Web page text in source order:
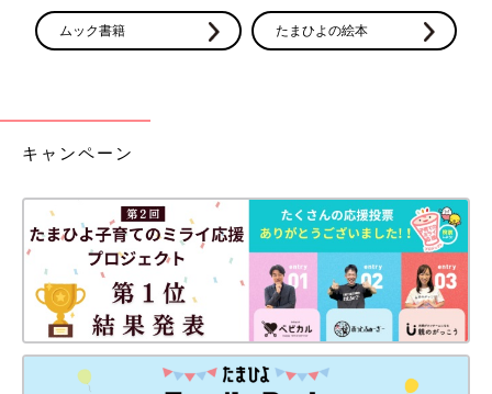
ているみたい。蓋をおさえていなくてもピタッととまるので、し
まうときもお着替えのときも便利。
でも使いやすく、収納力がUPするニトリのア
イテムをご紹介します。
今回は子ども服の収納にぴったりなニトリのアイテムをご紹介し
ました。お出かけ準備が一ヶ所で完結できたり、省スペースで収
納力をUPさせる収納術が盛りだくさん！ラクに片付け・お出か
け準備ができるのが収納上手のポイントですね♪
(文：冬白朱)
●記事内容でご紹介している投稿、リンク先は、削除される場合
があります。あらかじめご了承ください。
ムック書籍 たまひよの絵本
キャンペーン